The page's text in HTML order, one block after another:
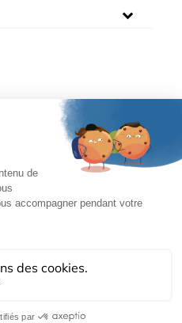
2026. Tous droits réservés